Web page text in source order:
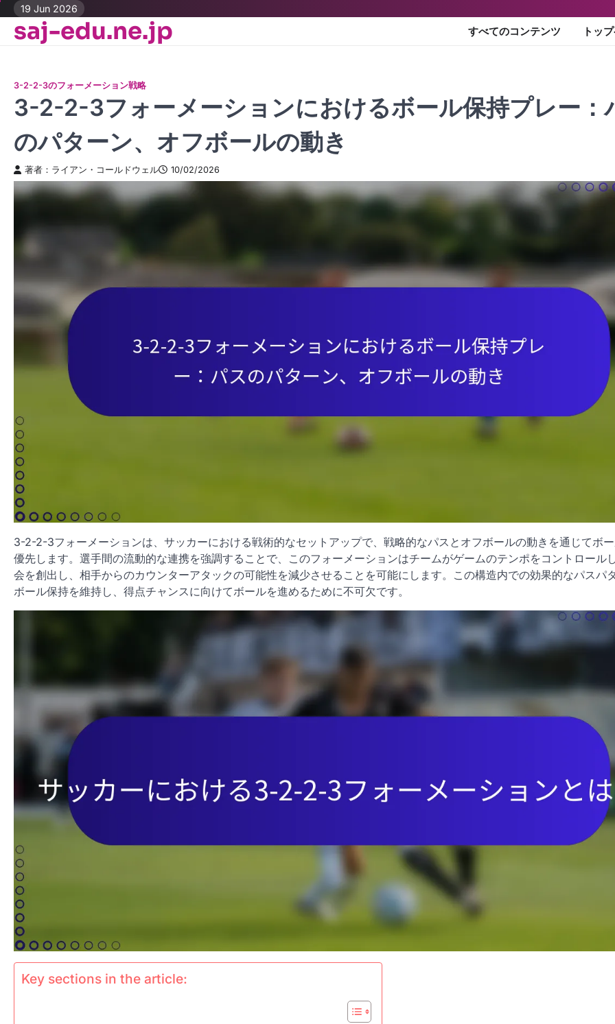
Skip
content
19 Jun 2026
saj-edu.ne.jp すべてのコンテンツ トッ
3-2-2-3のフォーメーション戦略
3-2-2-3フォーメーションにおけるボール保持プレー：
のパターン、オフボールの動き
著者：ライアン・コールドウェル 10/02/2026
3-2-2-3フォーメーションは、サッカーにおける戦術的なセットアップで、戦略的なパスとオフボールの動きを通じてボ
優先します。選手間の流動的な連携を強調することで、このフォーメーションはチームがゲームのテンポをコントロール
会を創出し、相手からのカウンターアタックの可能性を減少させることを可能にします。この構造内での効果的なパスパタ
ボール保持を維持し、得点チャンスに向けてボールを進めるために不可欠です。
Key sections in the article: